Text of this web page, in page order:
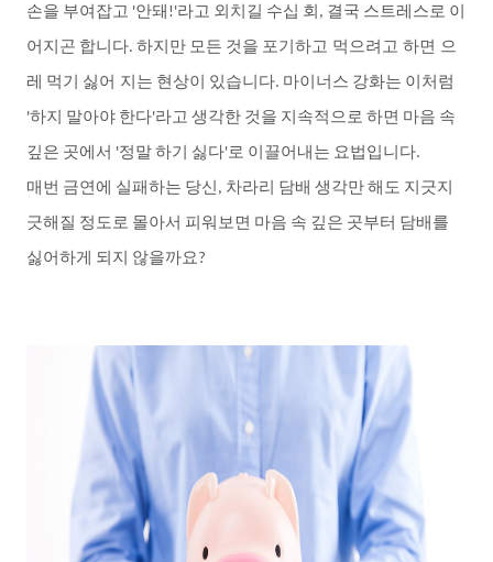
손을 부여잡고 '안돼 !'라고 외치길 수십 회 , 결국 스트레스로 이
어지곤 합니다. 하지만 모든 것을 포기하고 먹으려고 하면 으
레 먹기 싫어 지는 현상이 있습니다. 마이너스 강화는 이처럼
'하지 말아야 한다'라고 생각한 것을 지속적으로 하면 마음 속
깊은 곳에서 '정말하기 싫다'로 이끌어내는 요법입니다.
매번 금연에 실패하는 당신 , 차라리 담배 생각만해도 지긋지
긋해질 정도로 몰아서 피워보면 마음 속 깊은 곳부터 담배를
싫어하게 되지 않을까요 ?